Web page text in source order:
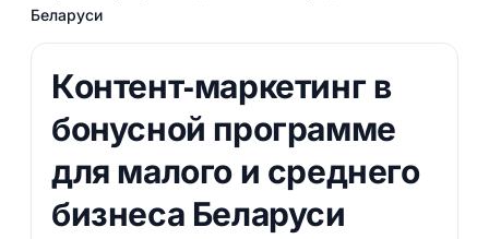
Беларуси
Контент‑маркетинг в
бонусной программе
для малого и среднего
бизнеса Беларуси